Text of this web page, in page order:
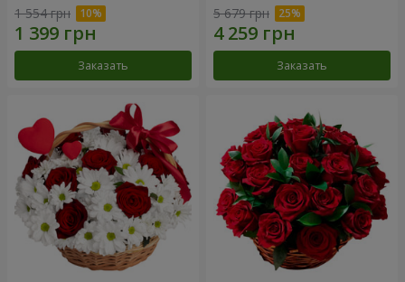
1 554 грн
Заказать
5 679 грн
Заказать